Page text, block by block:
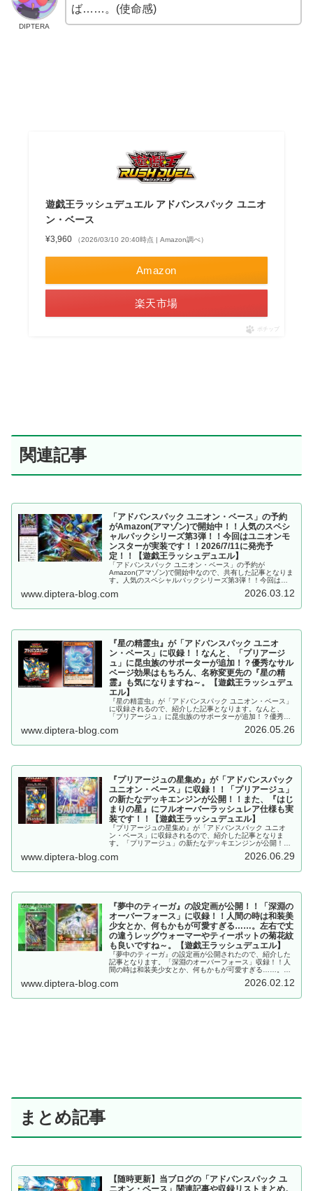
DIPTERA
ば……。(使命感)
遊戯王ラッシュデュエル アドバンスパック ユニオ
ン・ベース
¥3,960 （2026/03/10 20:40時点 | Amazon調べ）
Amazon
楽天市場
ポチップ
関連記事
「アドバンスパック ユニオン・ベース」の予約
がAmazon(アマゾン)で開始中！！人気のスペシ
ャルパックシリーズ第3弾！！今回はユニオンモ
ンスターが実装です！！2026/7/11に発売予
定！！【遊戯王ラッシュデュエル】
「アドバンスパック ユニオン・ベース」の予約が
Amazon(アマゾン)で開始中なので、共有した記事となりま
す。人気のスペシャルパックシリーズ第3弾！！今回はユ
定！！【遊戯王ラッシュデュエル】
www.diptera-blog.com 2026.03.12
『星の精霊虫』が「アドバンスパック ユニオ
ン・ベース」に収録！！なんと、「プリアージ
ュ」に昆虫族のサポーターが追加！？優秀なサル
ベージ効果はもちろん、名称変更先の『星の精
霊』も気になりますね～。【遊戯王ラッシュデュ
エル】
『星の精霊虫』が「アドバンスパック ユニオン・ベース」
に収録されるので、紹介した記事となります。なんと、
「プリアージュ」に昆虫族のサポーターが追加！？優秀な
気になりますね～。【遊戯王ラッシュデュエル】
www.diptera-blog.com 2026.05.26
『プリアージュの星集め』が「アドバンスパック
ユニオン・ベース」に収録！！「プリアージュ」
の新たなデッキエンジンが公開！！また、『はじ
まりの星』にフルオーバーラッシュレア仕様も実
装です！！【遊戯王ラッシュデュエル】
『プリアージュの星集め』が「アドバンスパック ユニオ
ン・ベース」に収録されるので、紹介した記事となりま
す。「プリアージュ」の新たなデッキエンジンが公開！！
も実装です！！【遊戯王ラッシュデュエル】
www.diptera-blog.com 2026.06.29
『夢中のティーガ』の設定画が公開！！「深淵の
オーバーフォース」に収録！！人間の時は和装美
少女とか、何もかもが可愛すぎる……。左右で丈
の違うレッグウォーマーやティーポットの菊花紋
も良いですね～。【遊戯王ラッシュデュエル】
『夢中のティーガ』の設定画が公開されたので、紹介した
記事となります。「深淵のオーバーフォース」収録！！人
間の時は和装美少女とか、何もかもが可愛すぎる……。左
良いですね～。【遊戯王ラッシュデュエル】
www.diptera-blog.com 2026.02.12
まとめ記事
【随時更新】当ブログの「アドバンスパック ユ